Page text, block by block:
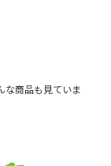
な商品も見ていま